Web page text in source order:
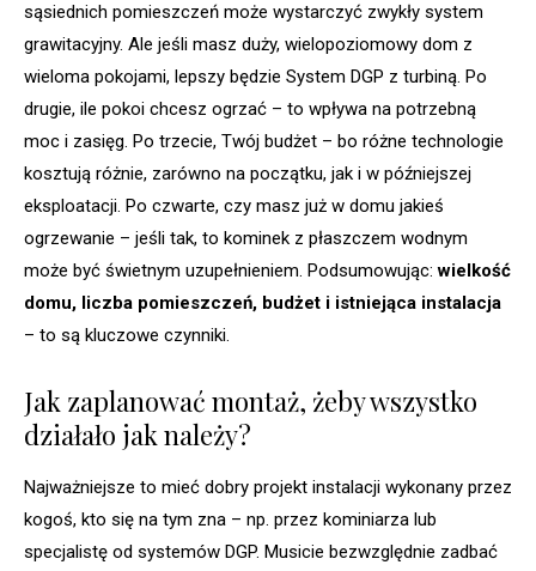
sąsiednich pomieszczeń może wystarczyć zwykły system
grawitacyjny. Ale jeśli masz duży, wielopoziomowy dom z
wieloma pokojami, lepszy będzie System DGP z turbiną. Po
drugie, ile pokoi chcesz ogrzać – to wpływa na potrzebną
moc i zasięg. Po trzecie, Twój budżet – bo różne technologie
kosztują różnie, zarówno na początku, jak i w późniejszej
eksploatacji. Po czwarte, czy masz już w domu jakieś
ogrzewanie – jeśli tak, to kominek z płaszczem wodnym
może być świetnym uzupełnieniem. Podsumowując:wielkość
domu, liczba pomieszczeń, budżet i istniejąca instalacja
– to są kluczowe czynniki.
Jak zaplanować montaż, żeby wszystko
działało jak należy?
Najważniejsze to mieć dobry projekt instalacji wykonany przez
kogoś, kto się na tym zna – np. przez kominiarza lub
specjalistę od systemów DGP. Musicie bezwzględnie zadbać